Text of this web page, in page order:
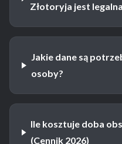
Złotoryja jest
Jakie dane są
osoby?
Ile kosztuje doba
(Cennik 2026)